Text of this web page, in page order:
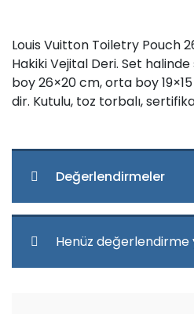
Louis Vuitton Toiletry Pouch
Hakiki Vejital Deri. Set
boy 26×20 cm, orta boy
dir. Kutulu, toz torbalı,
Değerlendirmeler
Henüz değerlendirme